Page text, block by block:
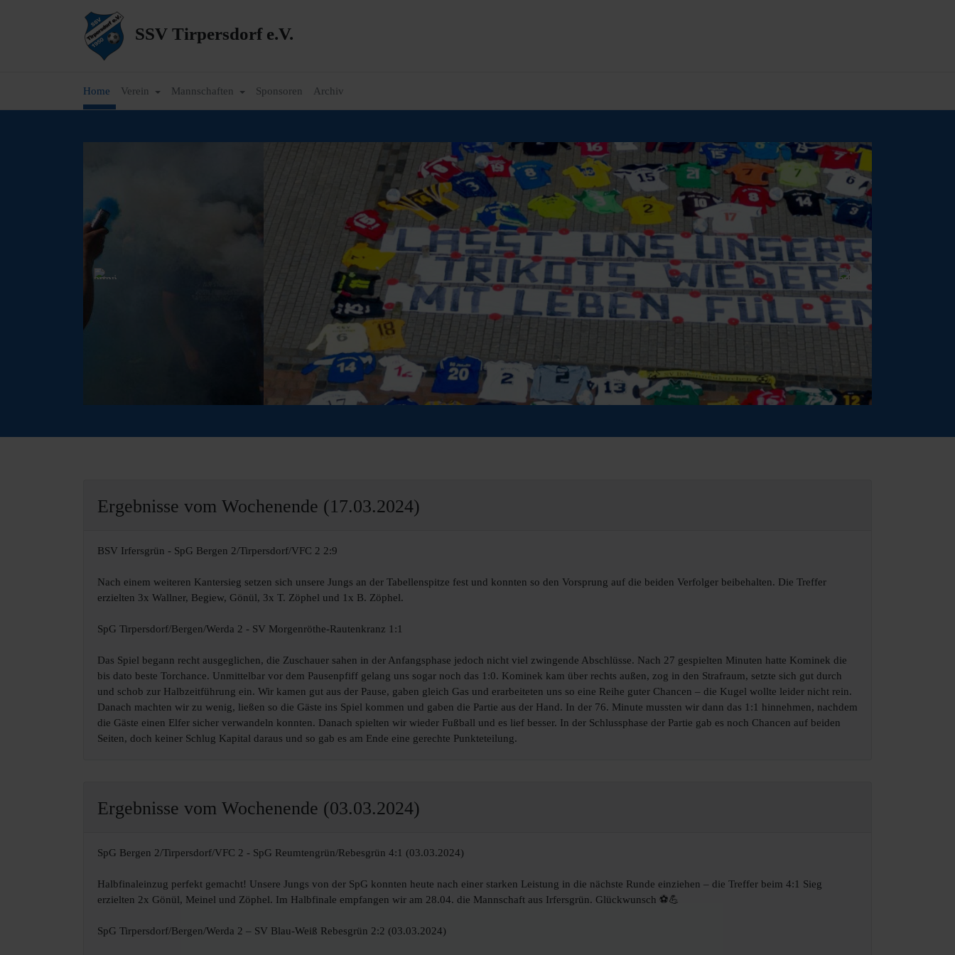
SSV Tirpersdorf e.V.
Home Verein Mannschaften Sponsoren Archiv
Ergebnisse vom Wochenende (17.03.2024)
BSV Irfersgrün - SpG Bergen 2/Tirpersdorf/VFC 2 2:9
Nach einem weiteren Kantersieg setzen sich unsere Jungs an der Tabellenspitze fest und konnten so den Vorsprung auf die beiden Verfolger beibehalten. Die Treffer
erzielten 3x Wallner, Begiew, Gönül, 3x T. Zöphel und 1x B. Zöphel.
SpG Tirpersdorf/Bergen/Werda 2 - SV Morgenröthe-Rautenkranz 1:1
Das Spiel begann recht ausgeglichen, die Zuschauer sahen in der Anfangsphase jedoch nicht viel zwingende Abschlüsse. Nach 27 gespielten Minuten hatte Kominek die
bis dato beste Torchance. Unmittelbar vor dem Pausenpfiff gelang uns sogar noch das 1:0. Kominek kam über rechts außen, zog in den Strafraum, setzte sich gut durch
und schob zur Halbzeitführung ein. Wir kamen gut aus der Pause, gaben gleich Gas und erarbeiteten uns so eine Reihe guter Chancen – die Kugel wollte leider nicht rein.
Danach machten wir zu wenig, ließen so die Gäste ins Spiel kommen und gaben die Partie aus der Hand. In der 76. Minute mussten wir dann das 1:1 hinnehmen, nachdem
die Gäste einen Elfer sicher verwandeln konnten. Danach spielten wir wieder Fußball und es lief besser. In der Schlussphase der Partie gab es noch Chancen auf beiden
Seiten, doch keiner Schlug Kapital daraus und so gab es am Ende eine gerechte Punkteteilung.
Ergebnisse vom Wochenende (03.03.2024)
SpG Bergen 2/Tirpersdorf/VFC 2 - SpG Reumtengrün/Rebesgrün 4:1 (03.03.2024)
Halbfinaleinzug perfekt gemacht! Unsere Jungs von der SpG konnten heute nach einer starken Leistung in die nächste Runde einziehen – die Treffer beim 4:1 Sieg
erzielten 2x Gönül, Meinel und Zöphel. Im Halbfinale empfangen wir am 28.04. die Mannschaft aus Irfersgrün. Glückwunsch ⚽️💪
SpG Tirpersdorf/Bergen/Werda 2 – SV Blau-Weiß Rebesgrün 2:2 (03.03.2024)